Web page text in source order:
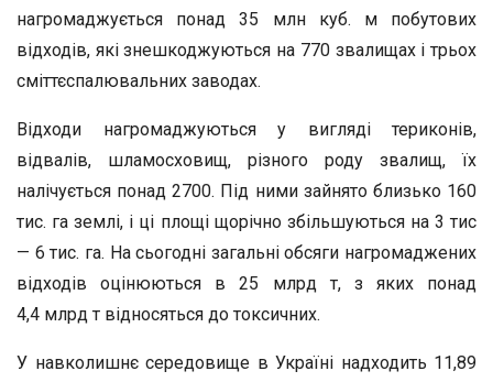
нагромаджується понад 35 млн куб. м побутових
відходів, які знешкоджуються на 770 звалищах і трьох
сміттєспалювальних заводах.
Відходи нагромаджуються у вигляді териконів,
відвалів, шламосховищ, різного роду звалищ, їх
налічується понад 2700. Під ними зайнято близько 160
тис. га землі, і ці площі щорічно збільшуються на 3 тис
— 6 тис. га. На сьогодні загальні обсяги нагромаджених
відходів оцінюються в 25 млрд т, з яких понад
4,4 млрд т відносяться до токсичних.
У навколишнє середовище в Україні надходить 11,89